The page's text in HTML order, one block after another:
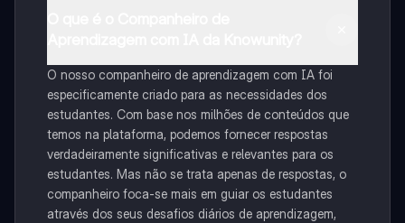
O nosso companheiro de aprendizagem com IA foi
especificamente criado para as necessidades dos
estudantes. Com base nos milhões de conteúdos que
temos na plataforma, podemos fornecer respostas
verdadeiramente significativas e relevantes para os
estudantes. Mas não se trata apenas de respostas, o
companheiro foca-se mais em guiar os estudantes
através dos seus desafios diários de aprendizagem,